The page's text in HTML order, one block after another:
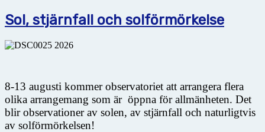
Sol, stjärnfall och solförmörkelse
8-13 augusti kommer observatoriet att arrangera flera
olika arrangemang som är öppna för allmänheten. Det
blir observationer av solen, av stjärnfall och naturligtvis
av solförmörkelsen!